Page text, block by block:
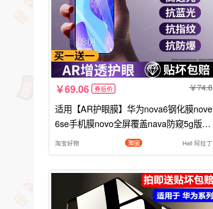
69.06 券后价 74.8
适用【AR护眼膜】华为nova6钢化膜nove
6se手机膜novo全屏覆盖nava防窥5g版专
用4g防摔屏幕保护全包贴膜
淘宝好物 Hell 阿拉丁